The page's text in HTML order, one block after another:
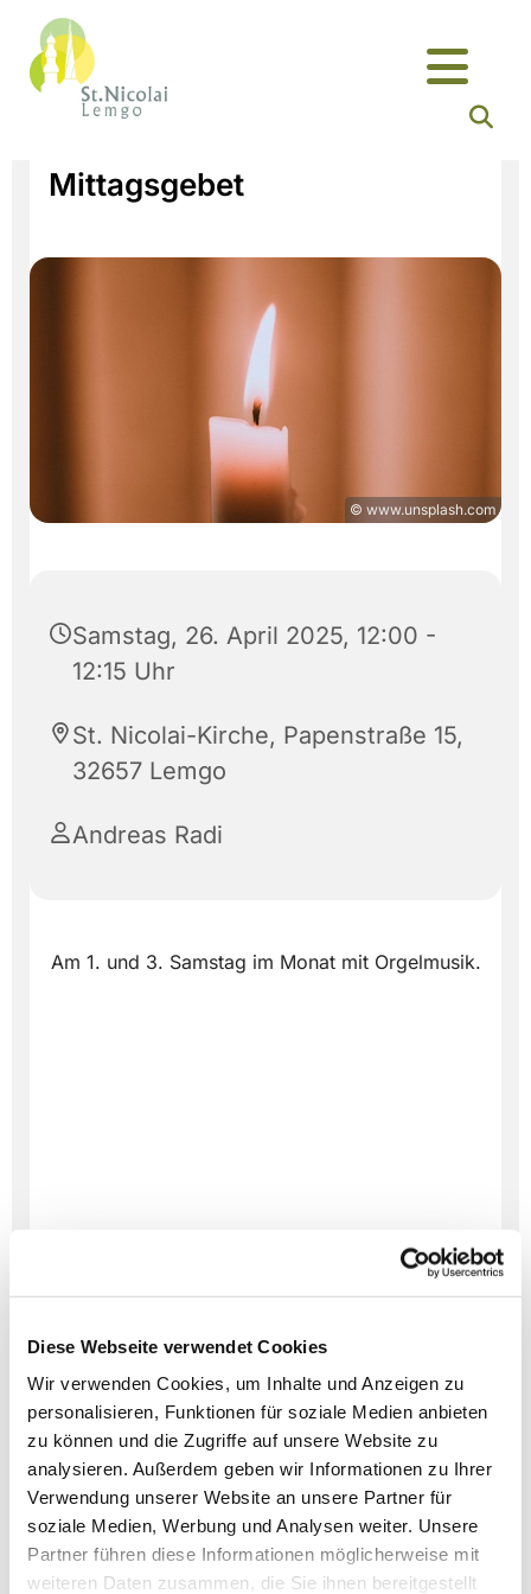
Diese Webseite verwendet Cookies
Wir verwenden Cookies, um Inhalte und Anzeigen zu
personalisieren, Funktionen für soziale Medien anbieten
zu können und die Zugriffe auf unsere Website zu
analysieren. Außerdem geben wir Informationen zu Ihrer
Verwendung unserer Website an unsere Partner für
soziale Medien, Werbung und Analysen weiter. Unsere
Partner führen diese Informationen möglicherweise mit
weiteren Daten zusammen, die Sie ihnen bereitgestellt
Mittagsgebet
© www.unsplash.com
Samstag, 26. April 2025, 12:00 -
12:15 Uhr
St. Nicolai-Kirche, Papenstraße 15,
32657 Lemgo
Andreas Radi
Am 1. und 3. Samstag im Monat mit Orgelmusik.
Dies könnte Sie auch
interessieren